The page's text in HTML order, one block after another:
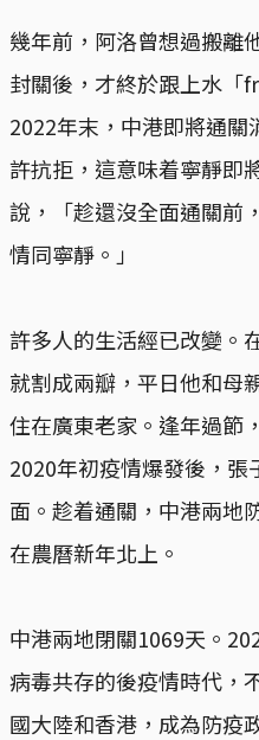
幾年前，阿洛曾想過搬離
封關後，才終於跟上水「
2022年末，中港即將通
許抗拒，這意味着寧靜即
說，「趁還沒全面通關前
情同寧靜。」
許多人的生活經已改變。
就割成兩瓣，平日他和母
住在廣東老家。逢年過節
2020年初疫情爆發後，
面。趁着通關，中港兩地
在農曆新年北上。
中港兩地閉關1069天。
病毒共存的後疫情時代，
國大陸和香港，成為防疫